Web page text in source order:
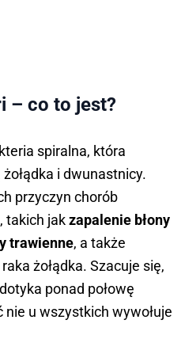
– co to jest?
spiralna, która
i dwunastnicy.
przyczyn chorób
takich jakzapalenie błony
trawienne, a także
żołądka. Szacuje się,
ponad połowę
u wszystkich wywołuje